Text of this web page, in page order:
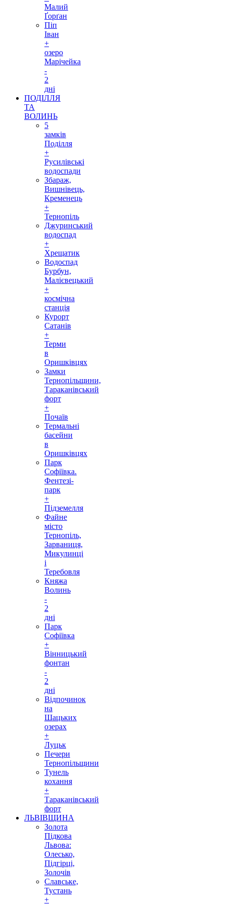
Малий
Ґорґан
Піп
Іван
+
озеро
Марічейка
-
2
дні
ПОДІЛЛЯ
ТА
ВОЛИНЬ
5
замків
Поділля
+
Русилівські
водоспади
Збараж,
Вишнівець,
Кременець
+
Тернопіль
Джуринський
водоспад
+
Хрещатик
Водоспад
Бурбун,
Малієвецький
+
космічна
станція
Курорт
Сатанів
+
Терми
в
Оришківцях
Замки
Тернопільщини,
Тараканівський
форт
+
Почаїв
Термальні
басейни
в
Оришківцях
Парк
Софіївка.
Фентезі-
парк
+
Підземелля
Файне
місто
Тернопіль,
Зарваниця,
Микулинці
і
Теребовля
Княжа
Волинь
-
2
дні
Парк
Софіївка
+
Вінницький
фонтан
-
2
дні
Відпочинок
на
Шацьких
озерах
+
Луцьк
Печери
Тернопільщини
Тунель
кохання
+
Тараканівський
форт
ЛЬВІВЩИНА
Золота
Підкова
Львова:
Олесько,
Підгірці,
Золочів
Славське,
Тустань
+